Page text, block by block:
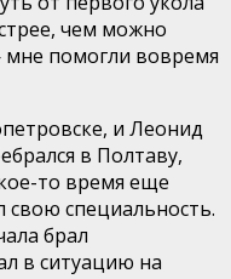
чем можно
помогли вовремя
и Леонид
в Полтаву,
то время еще
специальность.
брал
в ситуацию на